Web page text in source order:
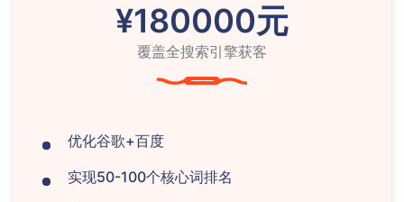
¥180000元
覆盖全搜索引擎获客
优化谷歌+百度
实现50-100个核心词排名